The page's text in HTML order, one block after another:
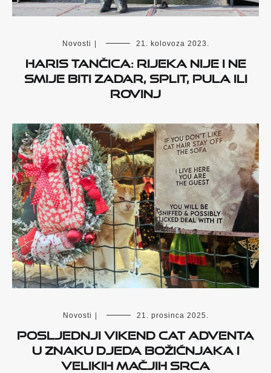
Novosti | 21. kolovoza 2023.
Haris Tančica: Rijeka nije i ne
smije biti Zadar, Split, Pula ili
Rovinj
Novosti | 21. prosinca 2025.
Posljednji vikend Cat Adventa
u znaku Djeda Božićnjaka i
velikih mačjih srca